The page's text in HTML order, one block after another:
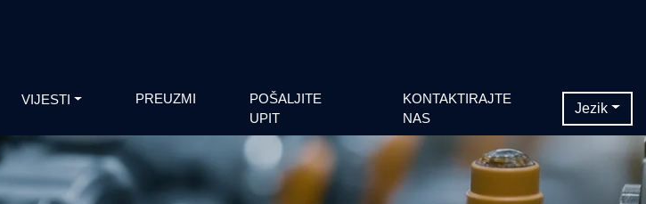
VIJESTI PREUZMI
POŠALJITE
UPIT
KONTAKTIRAJTE
NAS
Jezik